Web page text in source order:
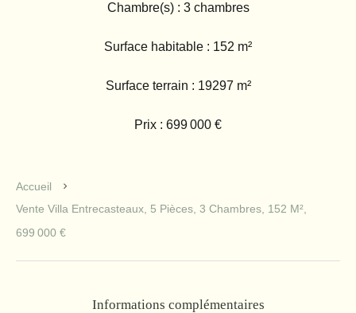
Chambre(s) : 3 chambres
Surface habitable : 152 m²
Surface terrain : 19297 m²
Prix : 699 000 €
Accueil
Vente Villa Entrecasteaux, 5 Pièces, 3 Chambres, 152 M²,
699 000 €
Informations complémentaires